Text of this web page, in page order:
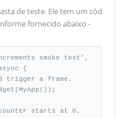
de teste. Ele tem um cód
fornecido abaixo -
smoke test',
{